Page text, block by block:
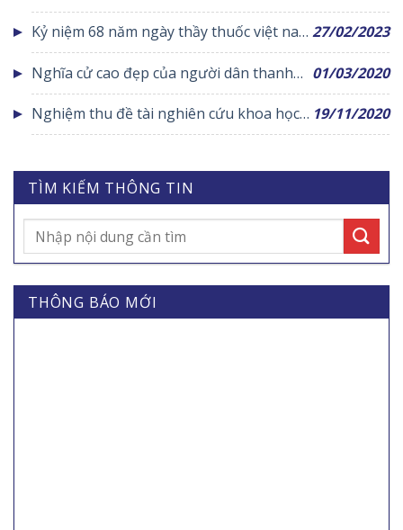
viên dân số
Kỷ niệm 68 năm ngày thầy thuốc việt nam
(27/02/1955-27/02/2023)
27/02/2023
Nghĩa cử cao đẹp của người dân thanh
hóa hướng về những chiến sỹ thầm lặng
trên mặt trận đấu tranh phòng chống
dịch bệnh Corona
01/03/2020
Nghiệm thu đề tài nghiên cứu khoa học
năm 2020
19/11/2020
TÌM KIẾM THÔNG TIN
THÔNG BÁO MỚI